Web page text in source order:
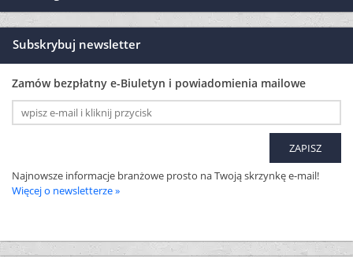
Subskrybuj newsletter
Zamów bezpłatny e-Biuletyn i powiadomienia mailowe
Najnowsze informacje branżowe prosto na Twoją skrzynkę e-mail!
Więcej o newsletterze »